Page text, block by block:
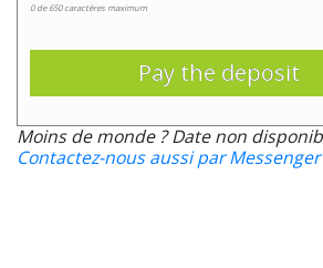
0 de 650 caractères maximum
Moins de monde ? Date non
Contactez-nous aussi par Messenger